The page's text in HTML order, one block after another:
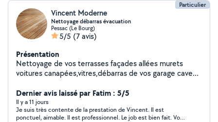
Particulier
Vincent Moderne
Nettoyage débarras évacuation
Pessac (Le Bourg)
5/5 (7 avis)
Présentation
Nettoyage de vos terrasses façades allées murets
voitures canapées,vitres,débarras de vos garage cave
Dernier avis laissé par Fatim : 5/5
Il y a 11 jours
Je suis très contente de la prestation de Vincent. Il est
ponctuel, aimable. Il est professionnel. Le job est bien fait. Vous